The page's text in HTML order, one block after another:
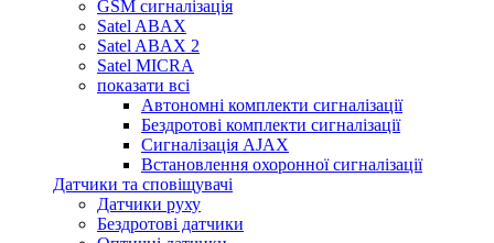
GSM сигналізація
Satel ABAX
Satel ABAX 2
Satel MICRA
показати всі
Автономні комплекти сигналізації
Бездротові комплекти сигналізації
Сигналізація AJAX
Встановлення охоронної сигналізації
Датчики та сповіщувачі
Датчики руху
Бездротові датчики